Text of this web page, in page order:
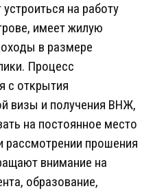
на работу
имеет жилую
в размере
Процесс
с открытия
визы и получения ВНЖ,
на постоянное место
рассмотрении прошения
внимание на
образование,